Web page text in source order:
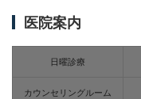
医院案内
日曜診療
カウンセリングルーム